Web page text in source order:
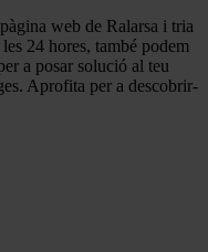
web de Ralarsa i tria
24 hores, també podem
a posar solució al teu
Aprofita per a descobrir-